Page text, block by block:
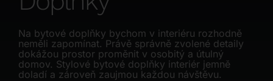
Katalog
Na bytové doplňky bychom v interiéru rozhodně
neměli zapomínat. Právě správně zvolené detaily
dokážou prostor proměnit v osobitý a útulný
domov. Stylové bytové doplňky interiér jemně
doladí a zároveň zaujmou každou návštěvu.